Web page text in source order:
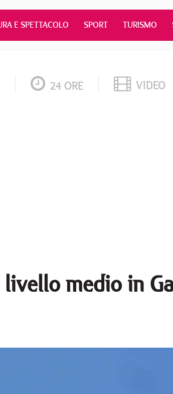
E SPETTACOLO SPORT TURISMO
24 ORE VIDEO
medio in